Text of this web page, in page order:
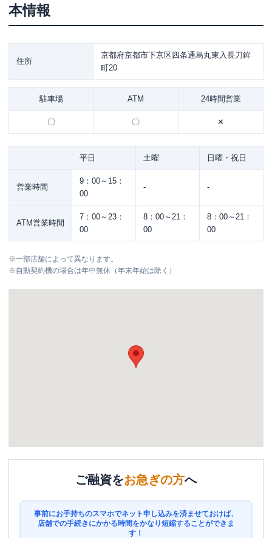
本情報
住所
京都府京都市下京区四条通烏丸東入長刀鉾
町20
駐車場 ATM 24時間営業
〇 〇 ✕
平日 土曜 日曜・祝日
営業時間
9：00～15：
00
- -
ATM営業時間
7：00～23：
00
8：00～21：
00
8：00～21：
00
※一部店舗によって異なります。
※自動契約機の場合は年中無休（年末年始は除く）
ご融資をお急ぎの方へ
事前にお手持ちのスマホでネット申し込みを済ませておけば、
店舗での手続きにかかる時間をかなり短縮することができま
す！